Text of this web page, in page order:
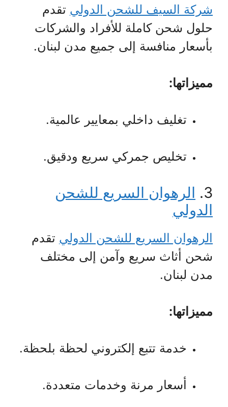
شركة السيف للشحن الدولي تقدم
حلول شحن كاملة للأفراد والشركات
بأسعار منافسة إلى جميع مدن لبنان.
مميزاتها:
تغليف داخلي بمعايير عالمية.
تخليص جمركي سريع ودقيق.
3. الرهوان السريع للشحن
الدولي
الرهوان السريع للشحن الدولي تقدم
شحن أثاث سريع وآمن إلى مختلف
مدن لبنان.
مميزاتها:
خدمة تتبع إلكتروني لحظة بلحظة.
أسعار مرنة وخدمات متعددة.